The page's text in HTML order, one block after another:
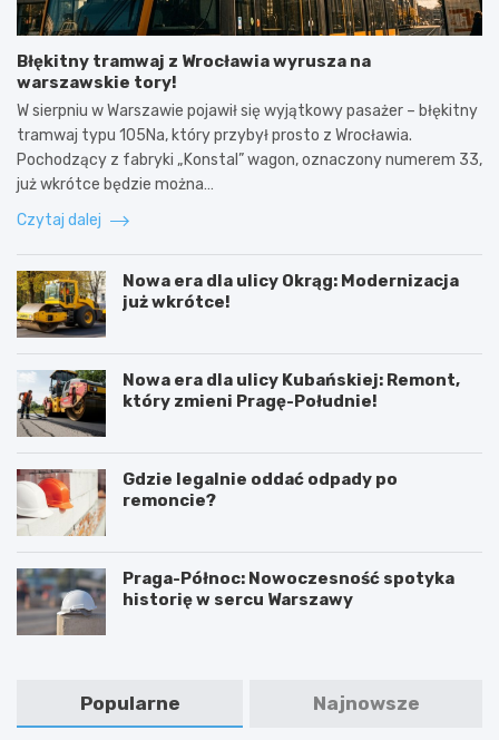
Błękitny tramwaj z Wrocławia wyrusza na
warszawskie tory!
W sierpniu w Warszawie pojawił się wyjątkowy pasażer – błękitny
tramwaj typu 105Na, który przybył prosto z Wrocławia.
Pochodzący z fabryki „Konstal” wagon, oznaczony numerem 33,
już wkrótce będzie można…
Czytaj dalej
Nowa era dla ulicy Okrąg: Modernizacja
już wkrótce!
Nowa era dla ulicy Kubańskiej: Remont,
który zmieni Pragę-Południe!
Gdzie legalnie oddać odpady po
remoncie?
Praga-Północ: Nowoczesność spotyka
historię w sercu Warszawy
Popularne Najnowsze